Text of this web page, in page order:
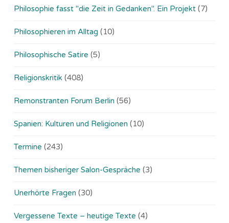
Philosophie fasst "die Zeit in Gedanken". Ein Projekt (7)
Philosophieren im Alltag (10)
Philosophische Satire (5)
Religionskritik (408)
Remonstranten Forum Berlin (56)
Spanien: Kulturen und Religionen (10)
Termine (243)
Themen bisheriger Salon-Gespräche (3)
Unerhörte Fragen (30)
Vergessene Texte – heutige Texte (4)